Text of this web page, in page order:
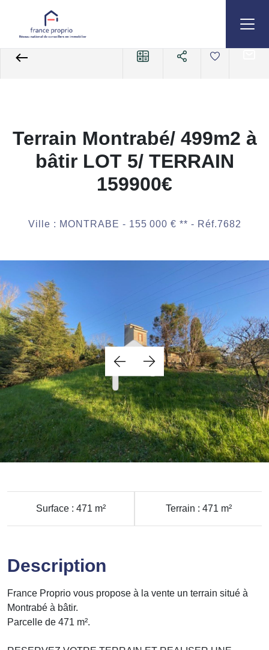
Maisons
Terrain Montrabé/ 499m2 à
bâtir LOT 5/ TERRAIN
159900€
Ville : MONTRABE - 155 000 € ** - Réf.7682
Surface : 471 m² Terrain : 471 m²
Description
France Proprio vous propose à la vente un terrain situé à
Montrabé à bâtir.
Parcelle de 471 m².